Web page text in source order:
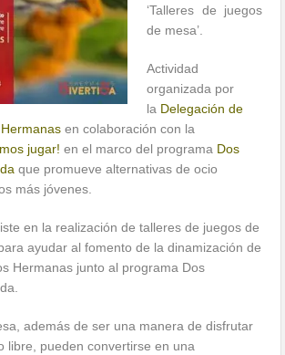
‘Talleres de juegos
de mesa’.
Actividad
organizada por
la Delegación de
en colaboración con la
jugar! en el marco del programa Dos
que promueve alternativas de ocio
más jóvenes.
en la realización de talleres de juegos de
ayudar al fomento de la dinamización de
Hermanas junto al programa Dos
además de ser una manera de disfrutar
libre, pueden convertirse en una